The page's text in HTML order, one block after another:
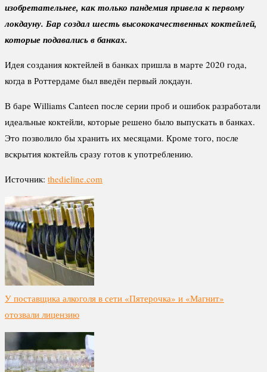
изобретательнее, как только пандемия привела к первому
локдауну. Бар создал шесть высококачественных коктейлей,
которые подавались в банках.
Идея создания коктейлей в банках пришла в марте 2020 года,
когда в Роттердаме был введён первый локдаун.
В баре Williams Canteen после серии проб и ошибок разработали
идеальные коктейли, которые решено было выпускать в банках.
Это позволило бы хранить их месяцами. Кроме того, после
вскрытия коктейль сразу готов к употреблению.
Источник: thedieline.com
У поставщика алкоголя в сети «Пятерочка» и «Магнит»
отозвали лицензию